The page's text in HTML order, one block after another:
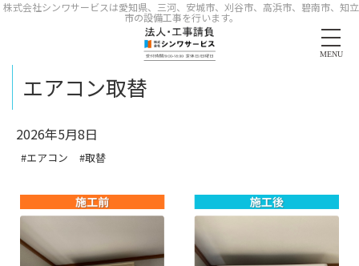
株式会社シンワサービスは愛知県、三河、安城市、刈谷市、高浜市、碧南市、知立
市の設備工事を行います。
MENU
エアコン取替
2026年5月8日
#エアコン #取替